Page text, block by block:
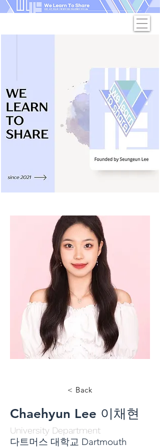
< Back
Chaehyun Lee 이채현
University Department
다트머스 대학교 Dartmouth